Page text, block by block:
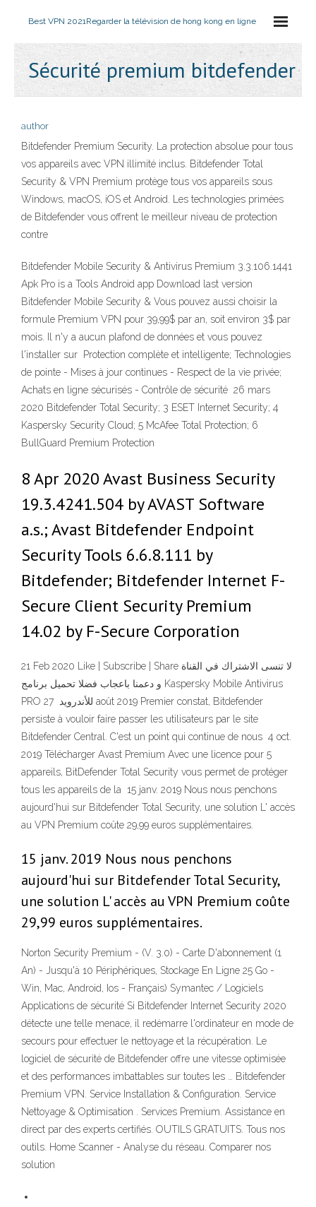
Best VPN 2021Regarder la télévision de hong kong en ligne
Sécurité premium bitdefender
author
Bitdefender Premium Security. La protection absolue pour tous
vos appareils avec VPN illimité inclus. Bitdefender Total
Security & VPN Premium protège tous vos appareils sous
Windows, macOS, iOS et Android. Les technologies primées
de Bitdefender vous offrent le meilleur niveau de protection
contre
Bitdefender Mobile Security & Antivirus Premium 3.3.106.1441
Apk Pro is a Tools Android app Download last version
Bitdefender Mobile Security & Vous pouvez aussi choisir la
formule Premium VPN pour 39,99$ par an, soit environ 3$ par
mois. Il n'y a aucun plafond de données et vous pouvez
l'installer sur Protection complète et intelligente; Technologies
de pointe - Mises à jour continues - Respect de la vie privée;
Achats en ligne sécurisés - Contrôle de sécurité 26 mars
2020 Bitdefender Total Security; 3 ESET Internet Security; 4
Kaspersky Security Cloud; 5 McAfee Total Protection; 6
BullGuard Premium Protection
8 Apr 2020 Avast Business Security
19.3.4241.504 by AVAST Software
a.s.; Avast Bitdefender Endpoint
Security Tools 6.6.8.111 by
Bitdefender; Bitdefender Internet F-
Secure Client Security Premium
14.02 by F-Secure Corporation
21 Feb 2020 Like | Subscribe | Share لا تنسى الاشتراك في القناة
و دعمنا باعجاب فضلا تحميل برنامج Kaspersky Mobile Antivirus
PRO للأندرويد 27 août 2019 Premier constat, Bitdefender
persiste à vouloir faire passer les utilisateurs par le site
Bitdefender Central. C'est un point qui continue de nous 4 oct.
2019 Télécharger Avast Premium Avec une licence pour 5
appareils, BitDefender Total Security vous permet de protéger
tous les appareils de la 15 janv. 2019 Nous nous penchons
aujourd'hui sur Bitdefender Total Security, une solution L' accès
au VPN Premium coûte 29,99 euros supplémentaires.
15 janv. 2019 Nous nous penchons
aujourd'hui sur Bitdefender Total Security,
une solution L' accès au VPN Premium coûte
29,99 euros supplémentaires.
Norton Security Premium - (V. 3.0) - Carte D'abonnement (1
An) - Jusqu'à 10 Périphériques, Stockage En Ligne 25 Go -
Win, Mac, Android, Ios - Français) Symantec / Logiciels
Applications de sécurité Si Bitdefender Internet Security 2020
détecte une telle menace, il redémarre l'ordinateur en mode de
secours pour effectuer le nettoyage et la récupération. Le
logiciel de sécurité de Bitdefender offre une vitesse optimisée
et des performances imbattables sur toutes les … Bitdefender
Premium VPN. Service Installation & Configuration. Service
Nettoyage & Optimisation . Services Premium. Assistance en
direct par des experts certifiés. OUTILS GRATUITS. Tous nos
outils. Home Scanner - Analyse du réseau. Comparer nos
solution